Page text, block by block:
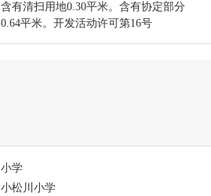
含有清扫用地0.30平米。含有协定部分
0.64平米。开发活动许可第16号
小学
小松川小学